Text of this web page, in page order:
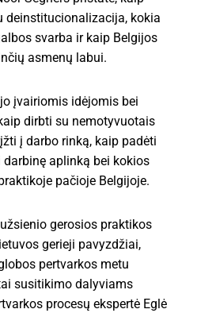
deinstitucionalizacija, kokia
svarba ir kaip Belgijos
asmenų labui.
įvairiomis idėjomis bei
dirbti su nemotyvuotais
į darbo rinką, kaip padėti
aplinką bei kokios
pačioje Belgijoje.
gerosios praktikos
gerieji pavyzdžiai,
pertvarkos metu
susitikimo dalyviams
procesų ekspertė Eglė